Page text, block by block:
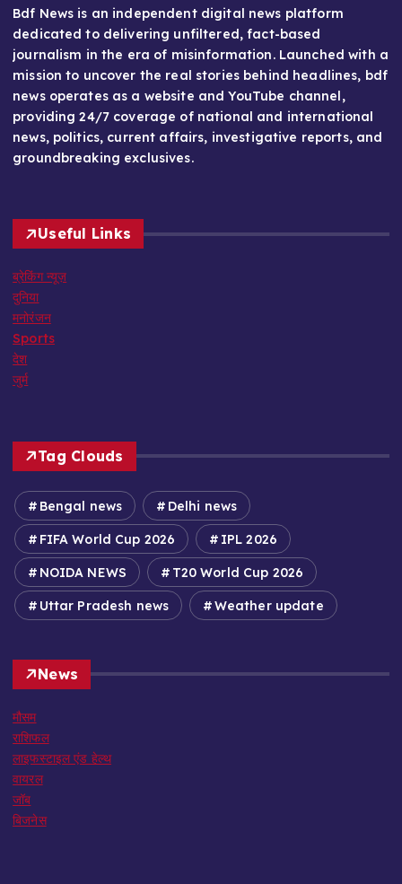
Bdf News is an independent digital news platform
dedicated to delivering unfiltered, fact-based
journalism in the era of misinformation. Launched with a
mission to uncover the real stories behind headlines, bdf
news operates as a website and YouTube channel,
providing 24/7 coverage of national and international
news, politics, current affairs, investigative reports, and
groundbreaking exclusives.
Useful Links
ब्रेकिंग न्यूज़
दुनिया
मनोरंजन
Sports
देश
जुर्म
Tag Clouds
Bengal news Delhi news
FIFA World Cup 2026 IPL 2026
NOIDA NEWS T20 World Cup 2026
Uttar Pradesh news Weather update
News
मौसम
राशिफल
लाइफस्टाइल एंड हेल्थ
वायरल
जॉब
बिजनेस